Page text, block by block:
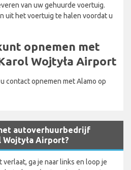
van uw gehuurde voertuig.
uit het voertuig te halen voordat u
opnemen met
Wojtyła Airport
contact opnemen met Alamo op
autoverhuurbedrijf
Wojtyła Airport?
ga je naar links en loop je